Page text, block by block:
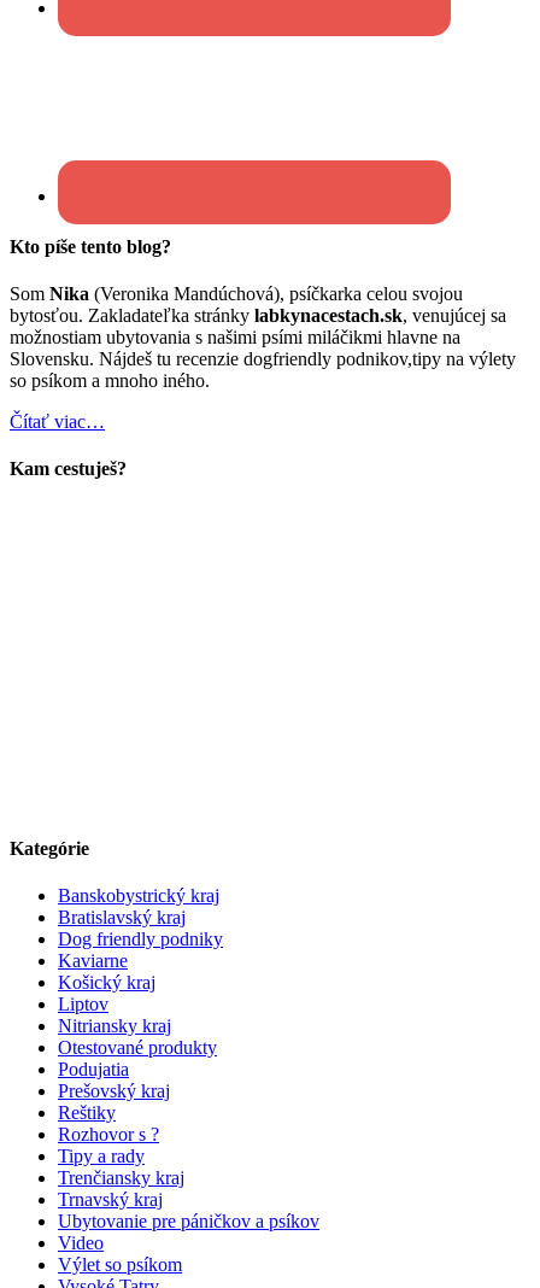
Kto píše tento blog?
Som Nika (Veronika Mandúchová), psíčkarka celou svojou
bytosťou. Zakladateľka stránky labkynacestach.sk, venujúcej sa
možnostiam ubytovania s našimi psími miláčikmi hlavne na
Slovensku. Nájdeš tu recenzie dogfriendly podnikov,tipy na výlety
so psíkom a mnoho iného.
Čítať viac…
Kam cestuješ?
Kategórie
Banskobystrický kraj
Bratislavský kraj
Dog friendly podniky
Kaviarne
Košický kraj
Liptov
Nitriansky kraj
Otestované produkty
Podujatia
Prešovský kraj
Reštiky
Rozhovor s ?
Tipy a rady
Trenčiansky kraj
Trnavský kraj
Ubytovanie pre páničkov a psíkov
Video
Výlet so psíkom